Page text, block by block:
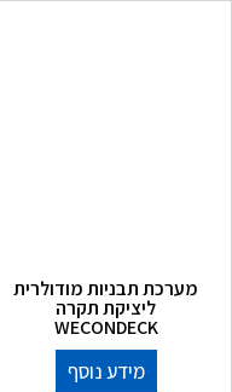
מערכת תבניות מודולרית
ליציקת תקרה
WECONDECK
מידע נוסף